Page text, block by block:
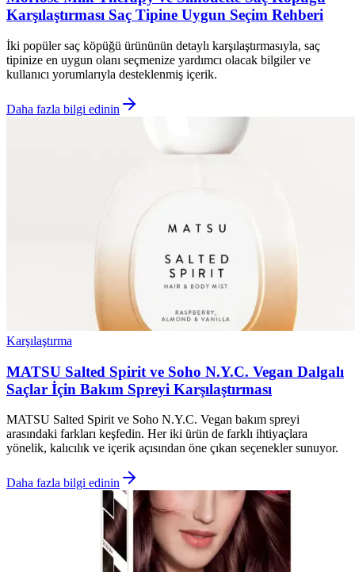
Karşılaştırması Saç Tipine Uygun Seçim Rehberi
İki popüler saç köpüğü ürününün detaylı karşılaştırmasıyla, saç
tipinize en uygun olanı seçmenize yardımcı olacak bilgiler ve
kullanıcı yorumlarıyla desteklenmiş içerik.
Daha fazla bilgi edinin
Karşılaştırma
MATSU Salted Spirit ve Soho N.Y.C. Vegan Dalgalı
Saçlar İçin Bakım Spreyi Karşılaştırması
MATSU Salted Spirit ve Soho N.Y.C. Vegan bakım spreyi
arasındaki farkları keşfedin. Her iki ürün de farklı ihtiyaçlara
yönelik, kalıcılık ve içerik açısından öne çıkan seçenekler sunuyor.
Daha fazla bilgi edinin